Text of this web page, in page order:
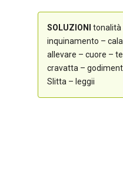
SOLUZIONI
tonalità
inquinamento –
allevare – cuore –
cravatta –
Slitta – leggii